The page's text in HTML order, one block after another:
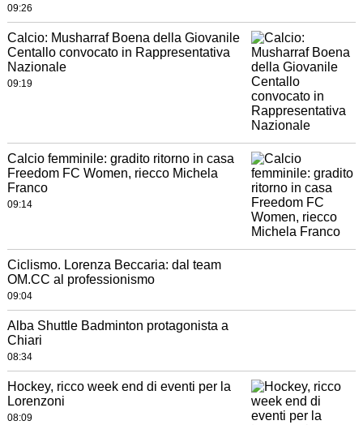
09:26
Calcio: Musharraf Boena della Giovanile
Centallo convocato in Rappresentativa
Nazionale
09:19
Calcio femminile: gradito ritorno in casa
Freedom FC Women, riecco Michela
Franco
09:14
Ciclismo. Lorenza Beccaria: dal team
OM.CC al professionismo
09:04
Alba Shuttle Badminton protagonista a
Chiari
08:34
Hockey, ricco week end di eventi per la
Lorenzoni
08:09